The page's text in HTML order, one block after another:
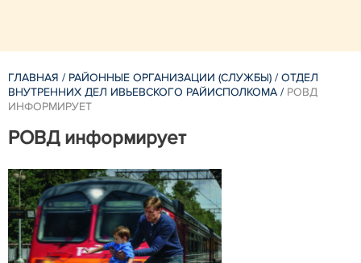
ГЛАВНАЯ / РАЙОННЫЕ ОРГАНИЗАЦИИ (СЛУЖБЫ) / ОТДЕЛ
ВНУТРЕННИХ ДЕЛ ИВЬЕВСКОГО РАЙИСПОЛКОМА / РОВД
ИНФОРМИРУЕТ
РОВД информирует